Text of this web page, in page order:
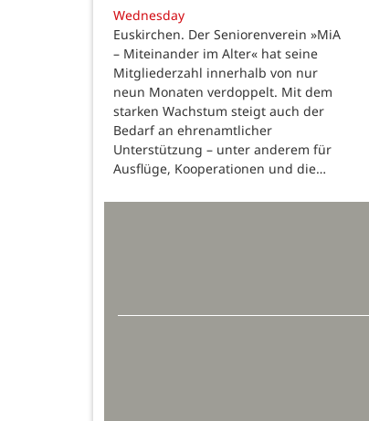
Wednesday
Euskirchen. Der Seniorenverein »MiA
– Miteinander im Alter« hat seine
Mitgliederzahl innerhalb von nur
neun Monaten verdoppelt. Mit dem
starken Wachstum steigt auch der
Bedarf an ehrenamtlicher
Unterstützung – unter anderem für
Ausflüge, Kooperationen und die…